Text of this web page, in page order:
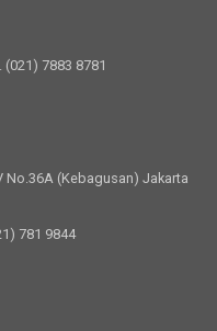
(021) 7883 8781
No.36A (Kebagusan) Jakarta
781 9844